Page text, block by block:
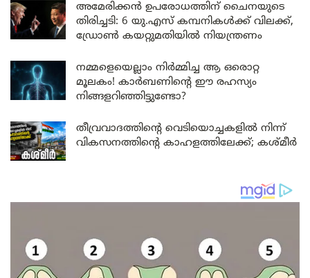
അമേരിക്കൻ ഉപരോധത്തിന് ചൈനയുടെ
തിരിച്ചടി: 6 യു.എസ് കമ്പനികൾക്ക് വിലക്ക്,
ഡ്രോൺ കയറ്റുമതിയിൽ നിയന്ത്രണം
നമ്മളെയെല്ലാം നിർമ്മിച്ച ആ ഒരൊറ്റ
മൂലകം! കാർബണിന്റെ ഈ രഹസ്യം
നിങ്ങളറിഞ്ഞിട്ടുണ്ടോ?
തീവ്രവാദത്തിന്റെ വെടിയൊച്ചകളിൽ നിന്ന്
വികസനത്തിന്റെ കാഹളത്തിലേക്ക്; കശ്മീർ